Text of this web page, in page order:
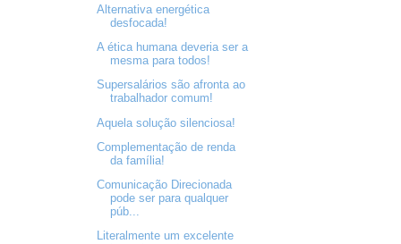
Alternativa energética
desfocada!
A ética humana deveria ser a
mesma para todos!
Supersalários são afronta ao
trabalhador comum!
Aquela solução silenciosa!
Complementação de renda
da família!
Comunicação Direcionada
pode ser para qualquer
púb...
Literalmente um excelente